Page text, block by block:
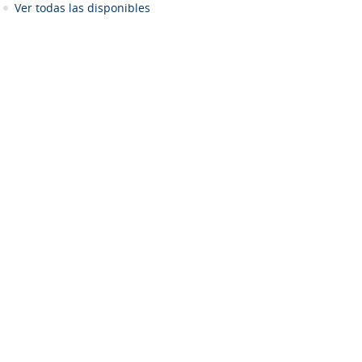
Ver todas las disponibles